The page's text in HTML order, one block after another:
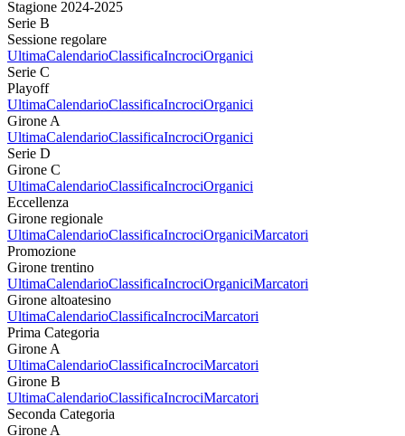
Stagione 2024-2025
Serie B
Sessione regolare
UltimaCalendarioClassificaIncrociOrganici
Serie C
Playoff
UltimaCalendarioClassificaIncrociOrganici
Girone A
UltimaCalendarioClassificaIncrociOrganici
Serie D
Girone C
UltimaCalendarioClassificaIncrociOrganici
Eccellenza
Girone regionale
UltimaCalendarioClassificaIncrociOrganiciMarcatori
Promozione
Girone trentino
UltimaCalendarioClassificaIncrociOrganiciMarcatori
Girone altoatesino
UltimaCalendarioClassificaIncrociMarcatori
Prima Categoria
Girone A
UltimaCalendarioClassificaIncrociMarcatori
Girone B
UltimaCalendarioClassificaIncrociMarcatori
Seconda Categoria
Girone A